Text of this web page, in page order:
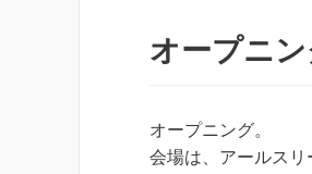
オープニ
オープニング。
会場は、アールスリ